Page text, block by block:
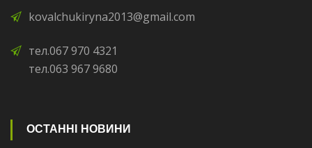
kovalchukiryna2013@gmail.com
тел.067 970 4321
тел.063 967 9680
ОСТАННІ НОВИНИ